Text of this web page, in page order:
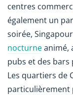
centres
également un
soirée,
nocturneanimé,
pubs et des
Les quartiers de